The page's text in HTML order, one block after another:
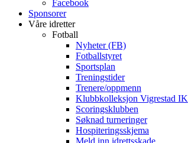
Facebook
Sponsorer
Våre idretter
Fotball
Nyheter (FB)
Fotballstyret
Sportsplan
Treningstider
Trenere/oppmenn
Klubbkolleksjon Vigrestad IK
Scoringsklubben
Søknad turneringer
Hospiteringsskjema
Meld inn idrettsskade